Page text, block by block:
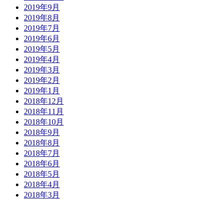
2019年9月
2019年8月
2019年7月
2019年6月
2019年5月
2019年4月
2019年3月
2019年2月
2019年1月
2018年12月
2018年11月
2018年10月
2018年9月
2018年8月
2018年7月
2018年6月
2018年5月
2018年4月
2018年3月